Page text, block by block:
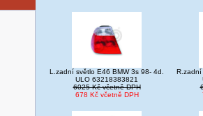
L.zadní světlo E46 BMW 3s 98- 4d.
ULO 63218383821
6025 Kč včetně DPH
678 Kč včetně DPH
R.zadní